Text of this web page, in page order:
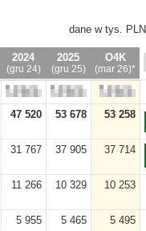
dane w tys. PLN
2024
(gru 24)
2025
(gru 25)
O4K
(mar 26)*
47 520 53 678 53 258
31 767 37 905 37 714
11 266 10 329 10 253
5 955 5 465 5 495